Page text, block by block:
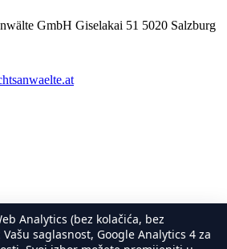
GmbH Giselakai 51 5020 Salzburg
Analytics (bez kolačića, bez
saglasnost, Google Analytics 4 za